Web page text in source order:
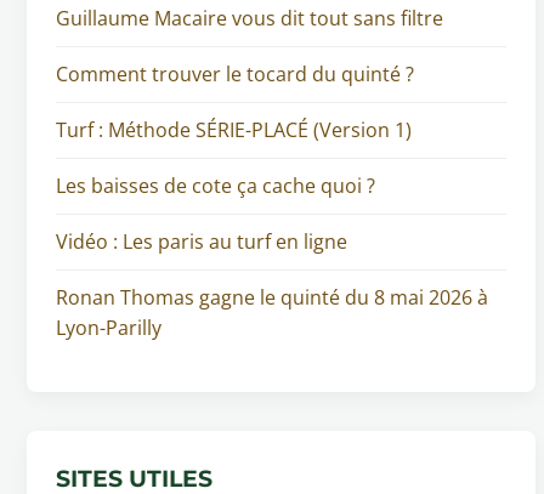
Guillaume Macaire vous dit tout sans filtre
Comment trouver le tocard du quinté ?
Turf : Méthode SÉRIE-PLACÉ (Version 1)
Les baisses de cote ça cache quoi ?
Vidéo : Les paris au turf en ligne
Ronan Thomas gagne le quinté du 8 mai 2026 à
Lyon-Parilly
SITES UTILES